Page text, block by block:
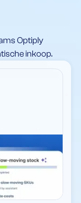
Optiply
inkoop.